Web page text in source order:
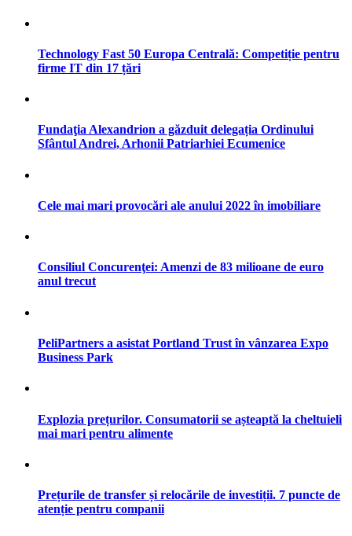
Technology Fast 50 Europa Centrală: Competiție pentru
firme IT din 17 țări
Fundaţia Alexandrion a găzduit delegația Ordinului
Sfântul Andrei, Arhonii Patriarhiei Ecumenice
Cele mai mari provocări ale anului 2022 în imobiliare
Consiliul Concurenţei: Amenzi de 83 milioane de euro
anul trecut
PeliPartners a asistat Portland Trust în vânzarea Expo
Business Park
Explozia prețurilor. Consumatorii se așteaptă la cheltuieli
mai mari pentru alimente
Prețurile de transfer și relocările de investiții. 7 puncte de
atenție pentru companii